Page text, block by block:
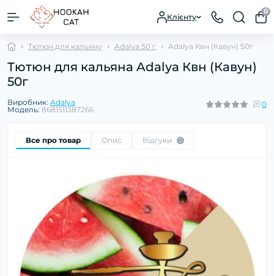
Клієнту
0
Тютюн для кальяну Adalya 50 г Adalya Квн (Кавун) 50г
Тютюн для кальяна Adalya Квн (Кавун)
50г
Виробник: Adalya
Модель: 8681511387266
0
Все про товар Опис Відгуки 0